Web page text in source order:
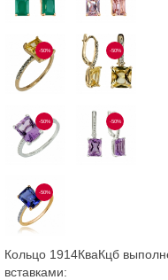
-50% -50%
-50% -50%
-50%
Кольцо 1914КваКцб
вставками: